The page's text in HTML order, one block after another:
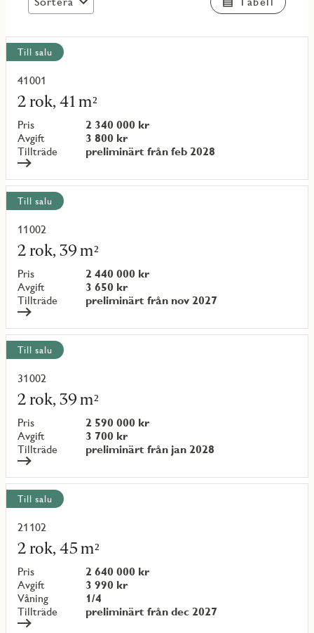
Visa
alla
objekt
Till salu
41001
2 rok, 41 m²
Pris
2 340 000 kr
Avgift
3 800 kr
Tillträde
preliminärt från feb 2028
Läs
mer
om
objekt
{objectNumber}
Till salu
11002
2 rok, 39 m²
Pris
2 440 000 kr
Avgift
3 650 kr
Tillträde
preliminärt från nov 2027
Läs
mer
om
objekt
{objectNumber}
Till salu
31002
2 rok, 39 m²
Pris
2 590 000 kr
Avgift
3 700 kr
Tillträde
preliminärt från jan 2028
Läs
mer
om
objekt
{objectNumber}
Till salu
21102
2 rok, 45 m²
Pris
2 640 000 kr
Avgift
3 990 kr
Våning
1/4
Tillträde
preliminärt från dec 2027
Läs
mer
om
objekt
{objectNumber}